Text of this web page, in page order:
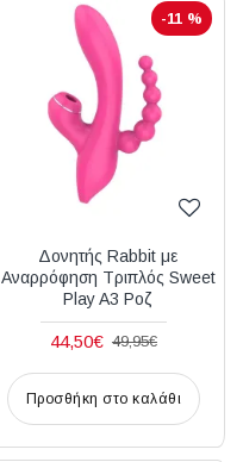
-11 %
Δονητής Rabbit με
Αναρρόφηση Τριπλός Sweet
Play A3 Ροζ
44,50€ 49,95€
Προσθήκη στο καλάθι